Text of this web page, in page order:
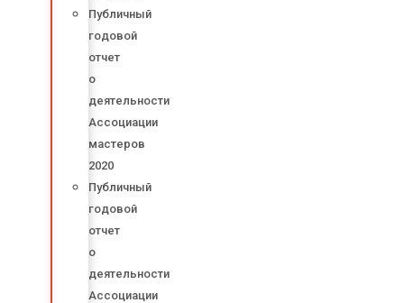
Публичный
годовой
отчет
о
деятельности
Ассоциации
мастеров
2020
Публичный
годовой
отчет
о
деятельности
Ассоциации